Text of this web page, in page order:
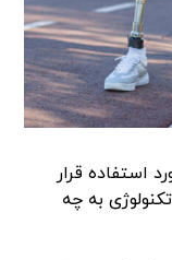
استفاده قرار
به چه